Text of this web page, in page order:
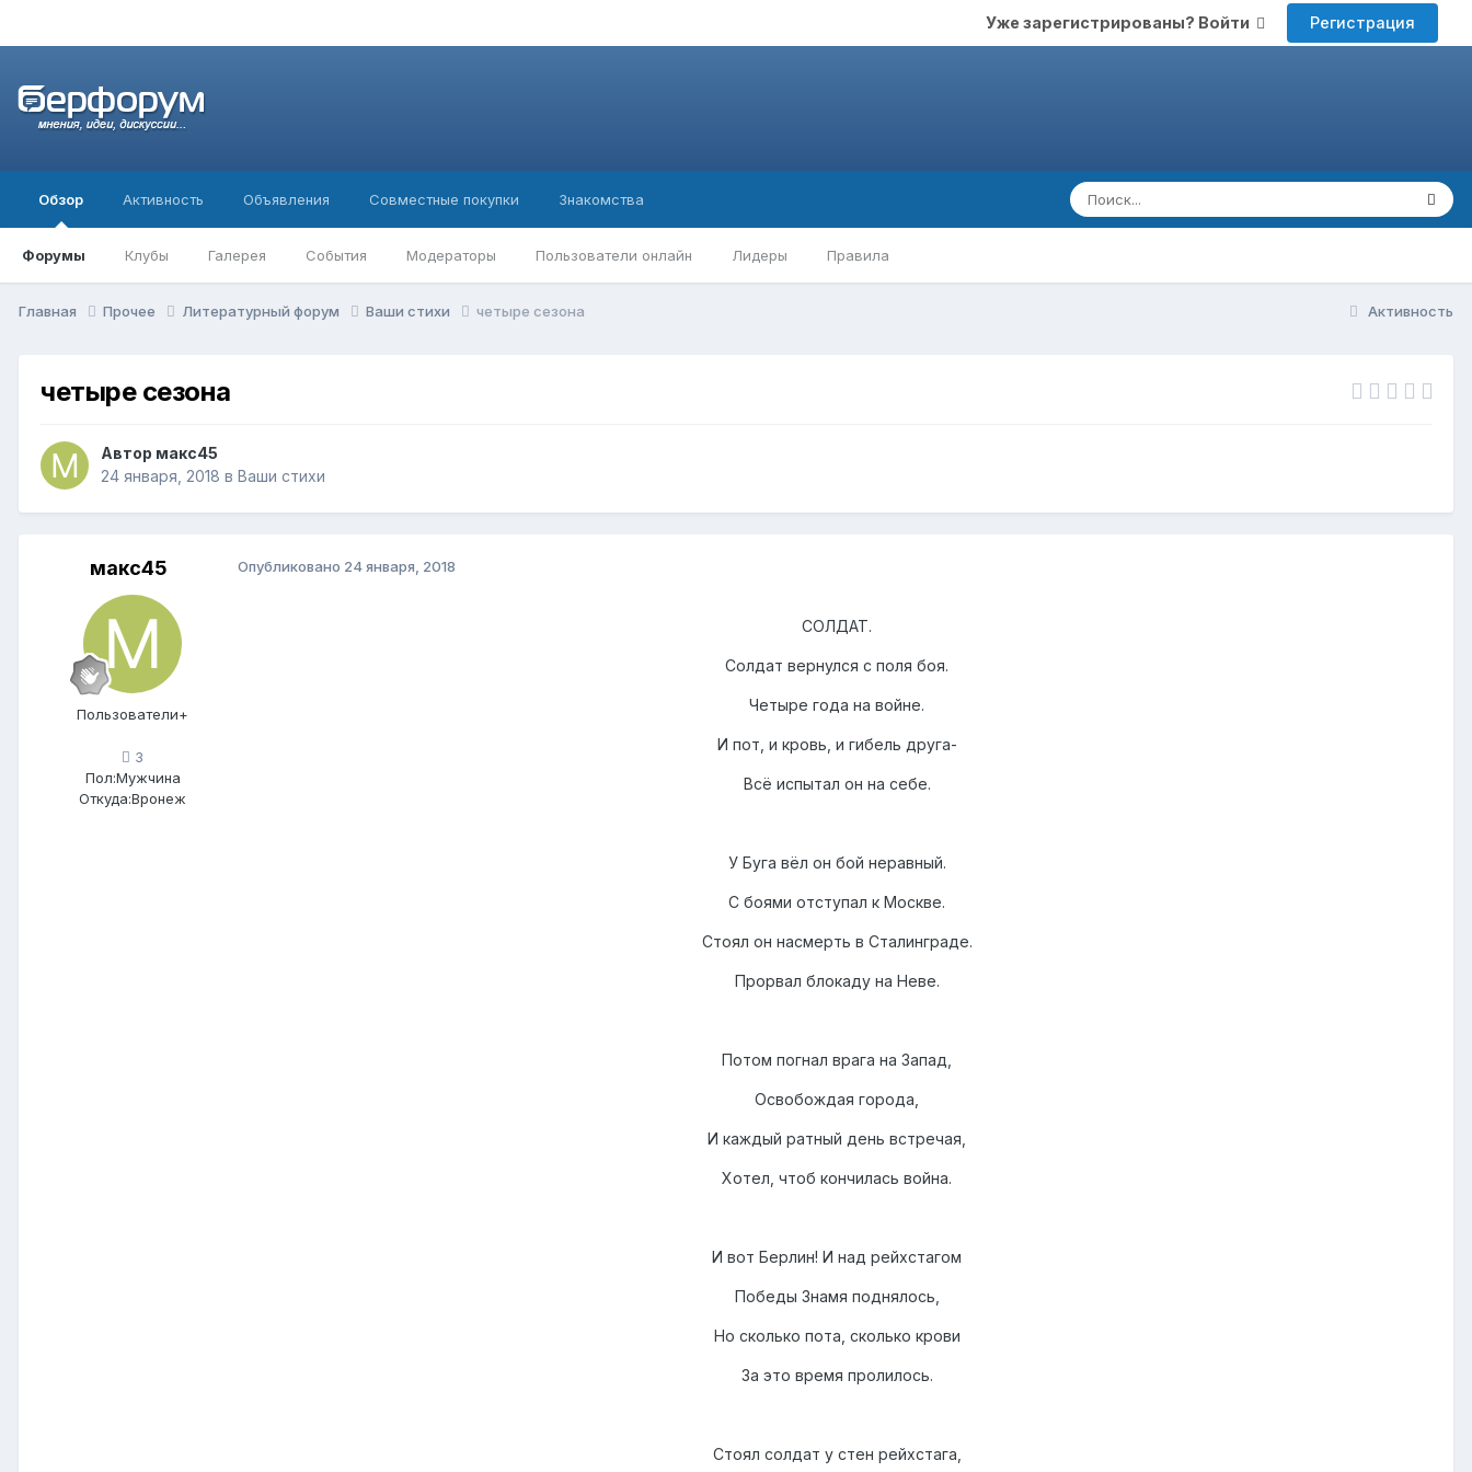
Уже зарегистрированы? Войти Регистрация
Обзор
Форумы Клубы Галерея События Модераторы Пользователи онлайн Лидеры Правила
Активность Объявления Совместные покупки Знакомства
Активность
Главная Прочее Литературный форум Ваши стихи четыре сезона
четыре сезона
Автор макс45
24 января, 2018 в Ваши стихи
макс45
Пользователи+
3
Пол:Мужчина
Откуда:Вронеж
Опубликовано 24 января, 2018
СОЛДАТ.
Солдат вернулся с поля боя.
Четыре года на войне.
И пот, и кровь, и гибель друга-
Всё испытал он на себе.
У Буга вёл он бой неравный.
С боями отступал к Москве.
Стоял он насмерть в Сталинграде.
Прорвал блокаду на Неве.
Потом погнал врага на Запад,
Освобождая города,
И каждый ратный день встречая,
Хотел, чтоб кончилась война.
И вот Берлин! И над рейхстагом
Победы Знамя поднялось,
Но сколько пота, сколько крови
За это время пролилось.
Стоял солдат у стен рейхстага,